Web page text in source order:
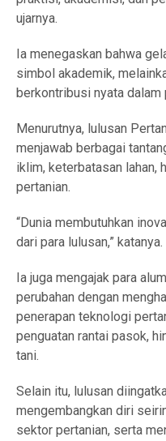
ujarnya.
Ia menegaskan bahwa
simbol akademik,
berkontribusi nyata dalam
Menurutnya, lulusan
menjawab berbagai
iklim, keterbatasan lahan,
pertanian.
“Dunia membutuhkan
dari para lulusan,” katanya.
Ia juga mengajak para
perubahan dengan
penerapan teknologi
penguatan rantai pasok,
tani.
Selain itu, lulusan
mengembangkan diri
sektor pertanian, serta